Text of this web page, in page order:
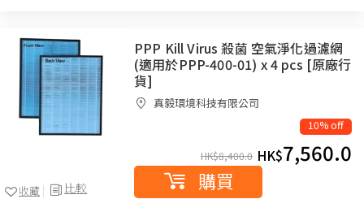
比較
收藏
PPP Kill Virus 殺菌 空氣淨化過濾網
(適用於PPP-400-01) x 4 pcs [原廠行
貨]
真毅環境科技有限公司
10% off
HK$8,400.0 HK$7,560.0
購買